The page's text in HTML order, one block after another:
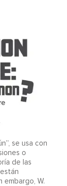
se usa con
o
de las
embargo, W.